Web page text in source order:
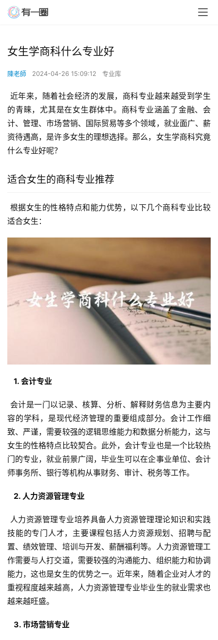
女生学商科什么专业好
陳老師 2024-04-26 15:09:12 专业库
的青睐，尤其是在女生群体中。商科专业涵盖了金融、会
计、管理、市场营销、国际贸易等多个领域，就业面广、薪
资待遇高，是许多女生的理想选择。那么，女生学商科究竟
什么专业好呢？
适合女生的商科专业推荐
适合女生：
  1. 会计专业
容的学科，是现代经济管理的重要组成部分。会计工作细
致、严谨，需要较强的逻辑思维能力和数据分析能力，这与
女生的性格特点比较契合。此外，会计专业也是一个比较热
门的专业，就业前景广阔，毕业生可以在企事业单位、会计
师事务所、银行等机构从事财务、审计、税务等工作。
  2. 人力资源管理专业
技能的专门人才，主要课程包括人力资源规划、招聘与配
置、绩效管理、培训与开发、薪酬福利等。人力资源管理工
作需要与人打交道，需要较强的沟通能力、组织能力和协调
能力，这也是女生的优势之一。近年来，随着企业对人才的
重视程度越来越高，人力资源管理专业毕业生的就业需求也
越来越旺盛。
  3. 市场营销专业